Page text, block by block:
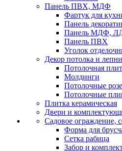
Панель ПВХ, МДФ
Фартук для
Панель
Панель МДФ,
Панель ПВХ
Уголок
Декор потолка и
Потолочная
Молдинги
Потолочные
Потолочные
Плитка керамическая
Двери и
Садовое ограждение,
Форма для
Сетка рабица
Забор и